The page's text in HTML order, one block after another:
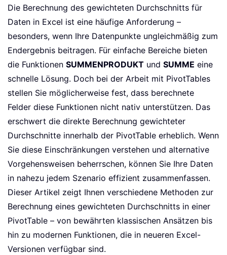
Die Berechnung des gewichteten Durchschnitts für
Daten in Excel ist eine häufige Anforderung –
besonders, wenn Ihre Datenpunkte ungleichmäßig zum
Endergebnis beitragen. Für einfache Bereiche bieten
die Funktionen SUMMENPRODUKT und SUMME eine
schnelle Lösung. Doch bei der Arbeit mit PivotTables
stellen Sie möglicherweise fest, dass berechnete
Felder diese Funktionen nicht nativ unterstützen. Das
erschwert die direkte Berechnung gewichteter
Durchschnitte innerhalb der PivotTable erheblich. Wenn
Sie diese Einschränkungen verstehen und alternative
Vorgehensweisen beherrschen, können Sie Ihre Daten
in nahezu jedem Szenario effizient zusammenfassen.
Dieser Artikel zeigt Ihnen verschiedene Methoden zur
Berechnung eines gewichteten Durchschnitts in einer
PivotTable – von bewährten klassischen Ansätzen bis
hin zu modernen Funktionen, die in neueren Excel-
Versionen verfügbar sind.